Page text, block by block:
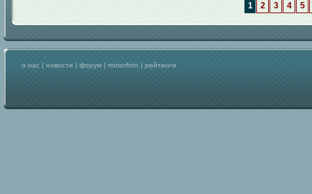
1 2 3 4 5
о нас | новости | форум | motorfoto | рейтинги